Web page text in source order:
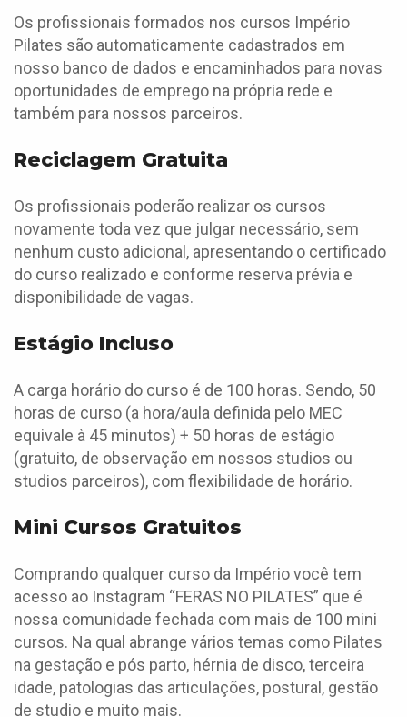
Os profissionais formados nos cursos Império
Pilates são automaticamente cadastrados em
nosso banco de dados e encaminhados para novas
oportunidades de emprego na própria rede e
também para nossos parceiros.
Reciclagem Gratuita
Os profissionais poderão realizar os cursos
novamente toda vez que julgar necessário, sem
nenhum custo adicional, apresentando o certificado
do curso realizado e conforme reserva prévia e
disponibilidade de vagas.
Estágio Incluso
A carga horário do curso é de 100 horas. Sendo, 50
horas de curso (a hora/aula definida pelo MEC
equivale à 45 minutos) + 50 horas de estágio
(gratuito, de observação em nossos studios ou
studios parceiros), com flexibilidade de horário.
Mini Cursos Gratuitos
Comprando qualquer curso da Império você tem
acesso ao Instagram “FERAS NO PILATES” que é
nossa comunidade fechada com mais de 100 mini
cursos. Na qual abrange vários temas como Pilates
na gestação e pós parto, hérnia de disco, terceira
idade, patologias das articulações, postural, gestão
de studio e muito mais.